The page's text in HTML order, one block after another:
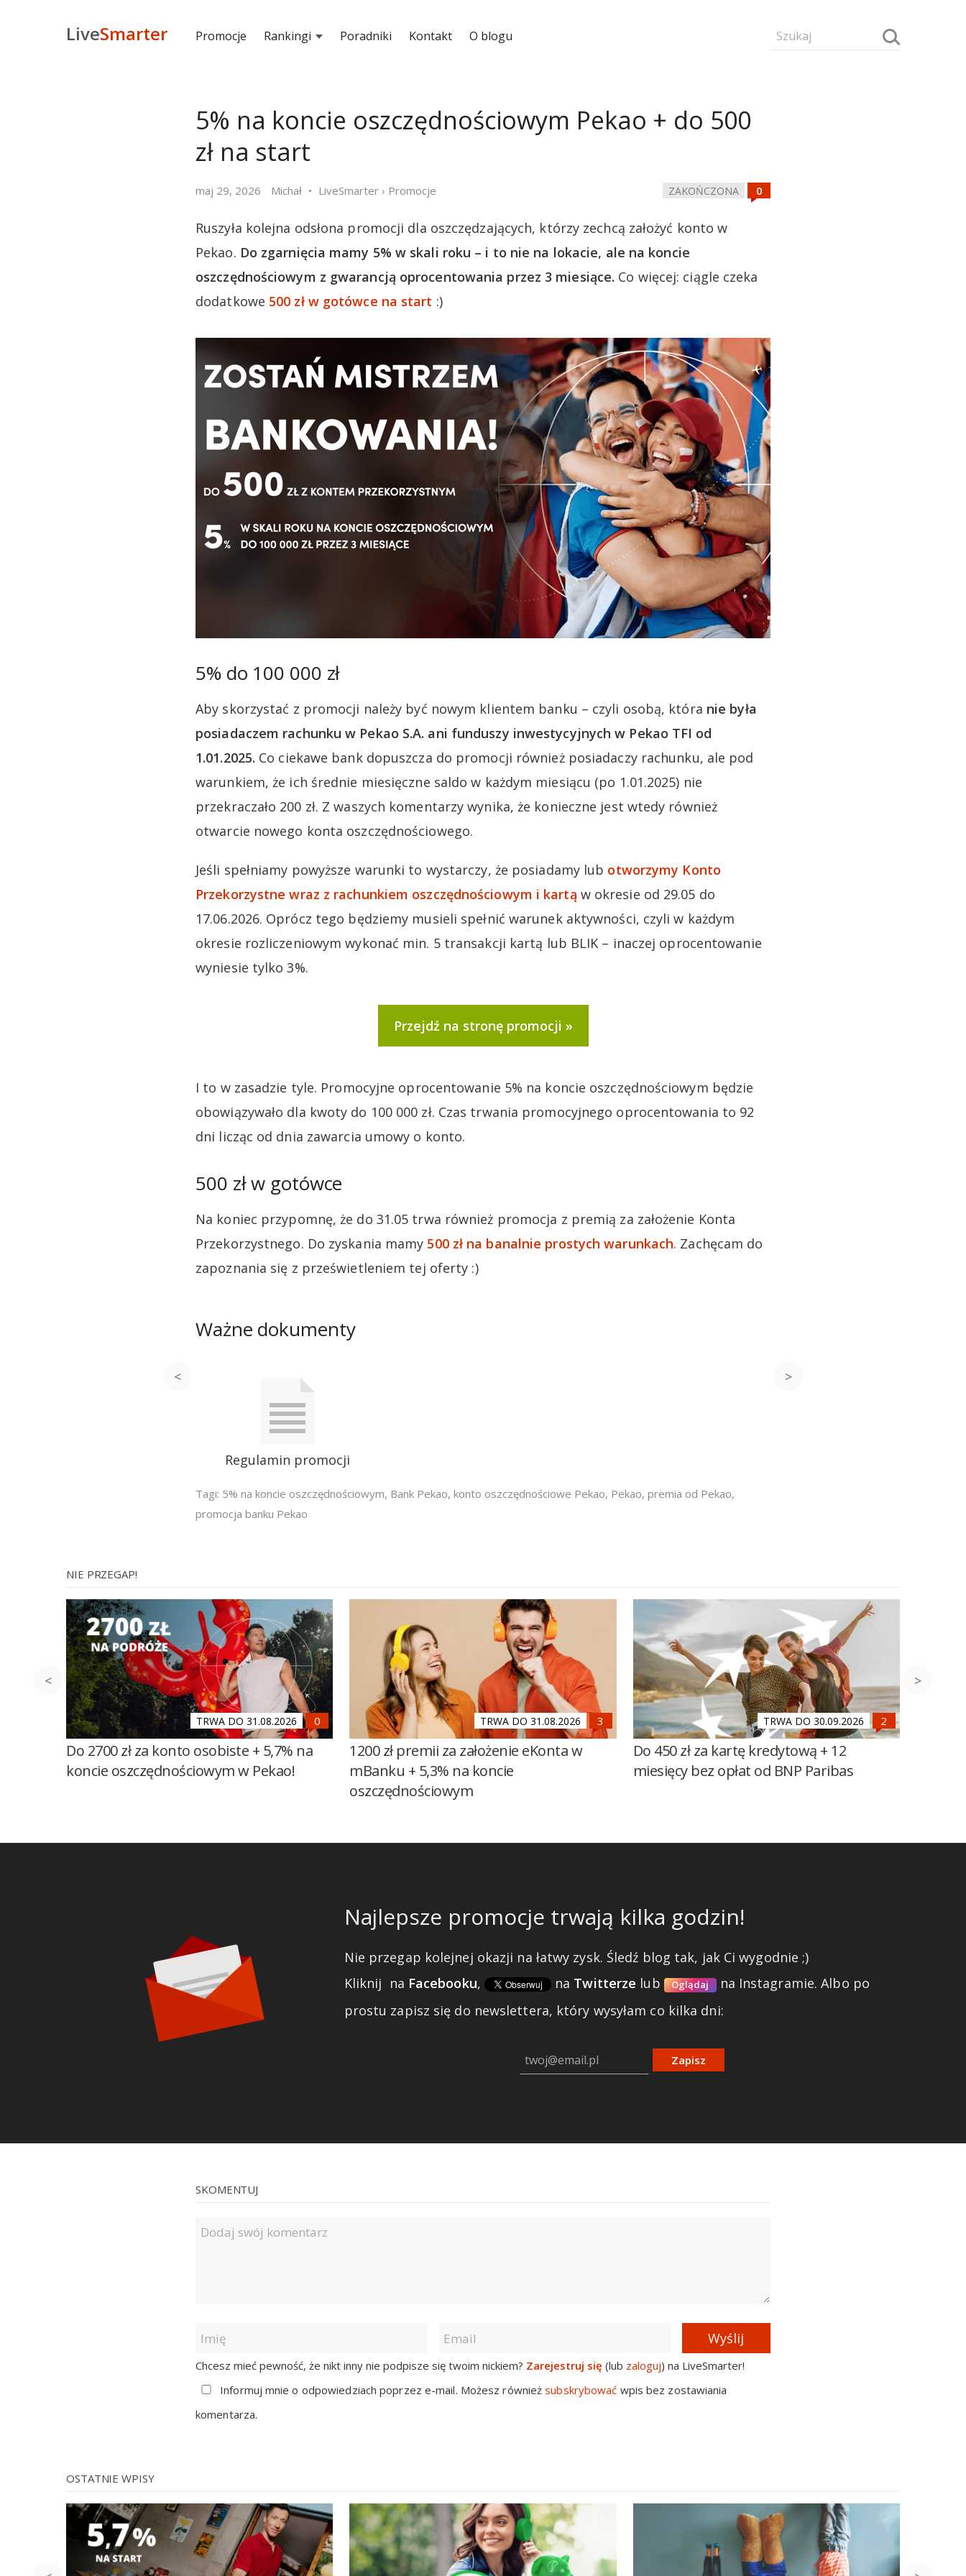
LiveSmarter Promocje Rankingi Poradniki Kontakt O blogu
5% na koncie oszczędnościowym Pekao + do 500
zł na start
maj 29, 2026 Michał LiveSmarter › Promocje ZAKOŃCZONA
Ruszyła kolejna odsłona promocji dla oszczędzających, którzy zechcą założyć konto w
Pekao. Do zgarnięcia mamy 5% w skali roku – i to nie na lokacie, ale na koncie
oszczędnościowym z gwarancją oprocentowania przez 3 miesiące. Co więcej: ciągle czeka
dodatkowe 500 zł w gotówce na start :)
5% do 100 000 zł
Aby skorzystać z promocji należy być nowym klientem banku – czyli osobą, która nie była
posiadaczem rachunku w Pekao S.A. ani funduszy inwestycyjnych w Pekao TFI od
1.01.2025. Co ciekawe bank dopuszcza do promocji również posiadaczy rachunku, ale pod
warunkiem, że ich średnie miesięczne saldo w każdym miesiącu (po 1.01.2025) nie
przekraczało 200 zł. Z waszych komentarzy wynika, że konieczne jest wtedy również
otwarcie nowego konta oszczędnościowego.
Jeśli spełniamy powyższe warunki to wystarczy, że posiadamy lub otworzymy Konto
Przekorzystne wraz z rachunkiem oszczędnościowym i kartą w okresie od 29.05 do
17.06.2026. Oprócz tego będziemy musieli spełnić warunek aktywności, czyli w każdym
okresie rozliczeniowym wykonać min. 5 transakcji kartą lub BLIK – inaczej oprocentowanie
wyniesie tylko 3%.
Przejdź na stronę promocji
I to w zasadzie tyle. Promocyjne oprocentowanie 5% na koncie oszczędnościowym będzie
obowiązywało dla kwoty do 100 000 zł. Czas trwania promocyjnego oprocentowania to 92
dni licząc od dnia zawarcia umowy o konto.
500 zł w gotówce
Na koniec przypomnę, że do 31.05 trwa również promocja z premią za założenie Konta
Przekorzystnego. Do zyskania mamy 500 zł na banalnie prostych warunkach. Zachęcam do
zapoznania się z prześwietleniem tej oferty :)
Ważne dokumenty
Regulamin promocji
Tagi: 5% na koncie oszczędnościowym, Bank Pekao, konto oszczędnościowe Pekao, Pekao, premia od Pekao,
promocja banku Pekao
NIE PRZEGAP!
TRWA DO 31.08.2026
Do 2700 zł za konto osobiste + 5,7% na
koncie oszczędnościowym w Pekao!
TRWA DO 31.08.2026
1200 zł premii za założenie eKonta w
mBanku + 5,3% na koncie
oszczędnościowym
TRWA DO 30.09.2026
Do 450 zł za kartę kredytową + 12
miesięcy bez opłat od BNP Paribas
Najlepsze promocje trwają kilka godzin!
Nie przegap kolejnej okazji na łatwy zysk. Śledź blog tak, jak Ci wygodnie ;)
Kliknij na Facebooku, na Twitterze lub Oglądaj na Instagramie.Albo po
prostu zapisz się do newslettera, który wysyłam co kilka dni:
Zapisz
SKOMENTUJ
Wyślij
Chcesz mieć pewność, że nikt inny nie podpisze się twoim nickiem? Zarejestruj się (lub zaloguj) na LiveSmarter!
Informuj mnie o odpowiedziach poprzez e-mail. Możesz równieżsubskrybować wpis bez zostawiania
komentarza.
OSTATNIE WPISY